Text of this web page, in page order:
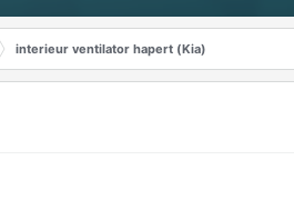
interieur ventilator hapert (Kia)